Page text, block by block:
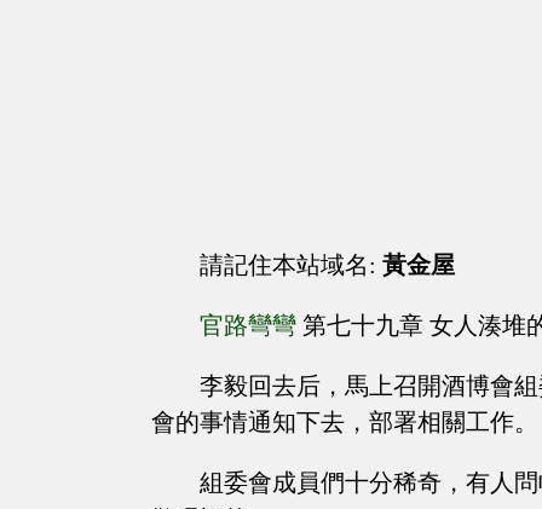
請記住本站域名: 黃金屋
官路彎彎 第七十九章 女人湊堆
李毅回去后，馬上召開酒博會
會的事情通知下去，部署相關工作。
組委會成員們十分稀奇，有人